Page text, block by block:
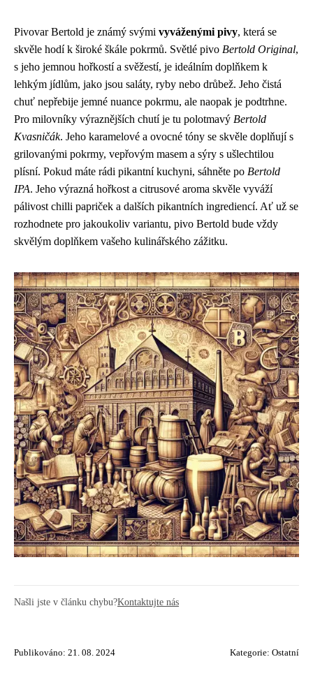
Pivovar Bertold je známý svými vyváženými pivy, která se
skvěle hodí k široké škále pokrmů. Světlé pivo Bertold Original,
s jeho jemnou hořkostí a svěžestí, je ideálním doplňkem k
lehkým jídlům, jako jsou saláty, ryby nebo drůbež. Jeho čistá
chuť nepřebije jemné nuance pokrmu, ale naopak je podtrhne.
Pro milovníky výraznějších chutí je tu polotmavý Bertold
Kvasničák. Jeho karamelové a ovocné tóny se skvěle doplňují s
grilovanými pokrmy, vepřovým masem a sýry s ušlechtilou
plísní. Pokud máte rádi pikantní kuchyni, sáhněte po Bertold
IPA. Jeho výrazná hořkost a citrusové aroma skvěle vyváží
pálivost chilli papriček a dalších pikantních ingrediencí. Ať už se
rozhodnete pro jakoukoliv variantu, pivo Bertold bude vždy
skvělým doplňkem vašeho kulinářského zážitku.
Našli jste v článku chybu?Kontaktujte nás
Publikováno: 21. 08. 2024 Kategorie: Ostatní